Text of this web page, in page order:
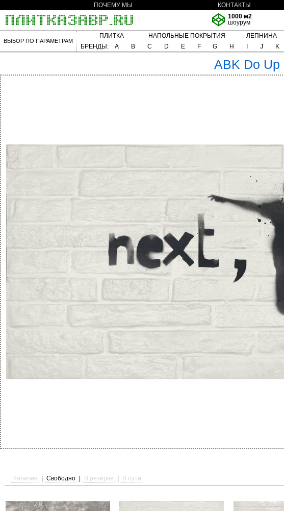
ПОЧЕМУ МЫ КОНТАКТЫ
1000 м2
шоурум
ВЫБОР ПО ПАРАМЕТРАМ
ПЛИТКА НАПОЛЬНЫЕ ПОКРЫТИЯ ЛЕПНИНА
БРЕНДЫ:
A B C D E F G H J K
ABK Do Up
Наличие Свободно В резерве В пути